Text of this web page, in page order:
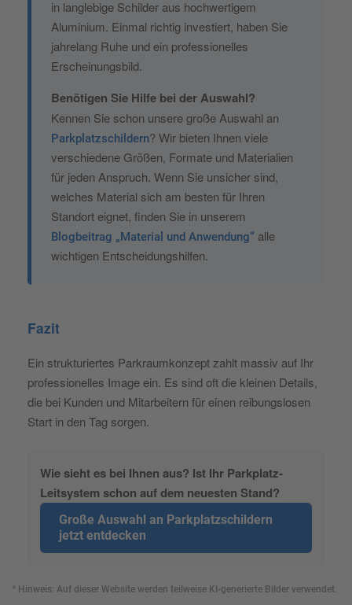
in langlebige Schilder aus hochwertigem
Aluminium. Einmal richtig investiert, haben Sie
jahrelang Ruhe und ein professionelles
Erscheinungsbild.
Benötigen Sie Hilfe bei der Auswahl?
Kennen Sie schon unsere große Auswahl an
Parkplatzschildern? Wir bieten Ihnen viele
verschiedene Größen, Formate und Materialien
für jeden Anspruch. Wenn Sie unsicher sind,
welches Material sich am besten für Ihren
Standort eignet, finden Sie in unserem
Blogbeitrag „Material und Anwendung“ alle
wichtigen Entscheidungshilfen.
Fazit
Ein strukturiertes Parkraumkonzept zahlt massiv auf Ihr
professionelles Image ein. Es sind oft die kleinen Details,
die bei Kunden und Mitarbeitern für einen reibungslosen
Start in den Tag sorgen.
Wie sieht es bei Ihnen aus? Ist Ihr Parkplatz-
Leitsystem schon auf dem neuesten Stand?
Große Auswahl an Parkplatzschildern
jetzt entdecken
* Hinweis: Auf dieser Website werden teilweise KI-generierte Bilder verwendet.